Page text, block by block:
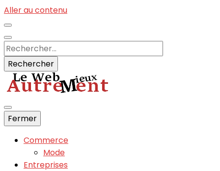
Aller au contenu
Rechercher :
Autrements
Informations du net sans fautes :)
Fermer
Commerce
Mode
Entreprises